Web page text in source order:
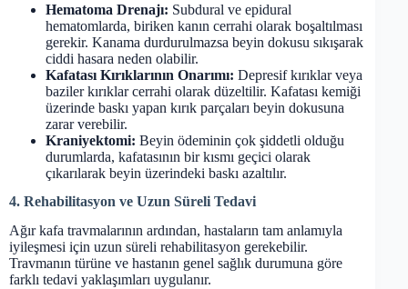
Hematoma Drenajı: Subdural ve epidural
hematomlarda, biriken kanın cerrahi olarak boşaltılması
gerekir. Kanama durdurulmazsa beyin dokusu sıkışarak
ciddi hasara neden olabilir.
Kafatası Kırıklarının Onarımı: Depresif kırıklar veya
baziler kırıklar cerrahi olarak düzeltilir. Kafatası kemiği
üzerinde baskı yapan kırık parçaları beyin dokusuna
zarar verebilir.
Kraniyektomi: Beyin ödeminin çok şiddetli olduğu
durumlarda, kafatasının bir kısmı geçici olarak
çıkarılarak beyin üzerindeki baskı azaltılır.
4. Rehabilitasyon ve Uzun Süreli Tedavi
Ağır kafa travmalarının ardından, hastaların tam anlamıyla
iyileşmesi için uzun süreli rehabilitasyon gerekebilir.
Travmanın türüne ve hastanın genel sağlık durumuna göre
farklı tedavi yaklaşımları uygulanır.